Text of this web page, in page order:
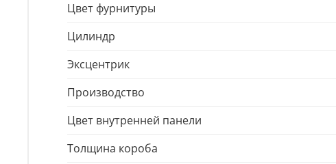
Цвет фурнитуры
Цилиндр
Эксцентрик
Производство
Цвет внутренней панели
Толщина короба